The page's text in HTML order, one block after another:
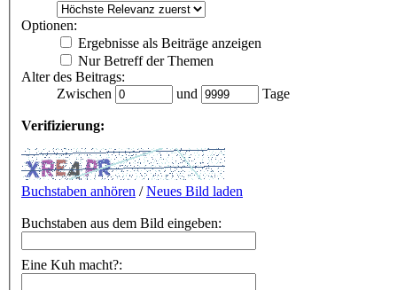
Optionen:
Ergebnisse als Beiträge anzeigen
Nur Betreff der Themen
Alter des Beitrags:
Zwischen
und Tage
Verifizierung:
Buchstaben anhören /Neues Bild laden
Buchstaben aus dem Bild eingeben:
Eine Kuh macht?: